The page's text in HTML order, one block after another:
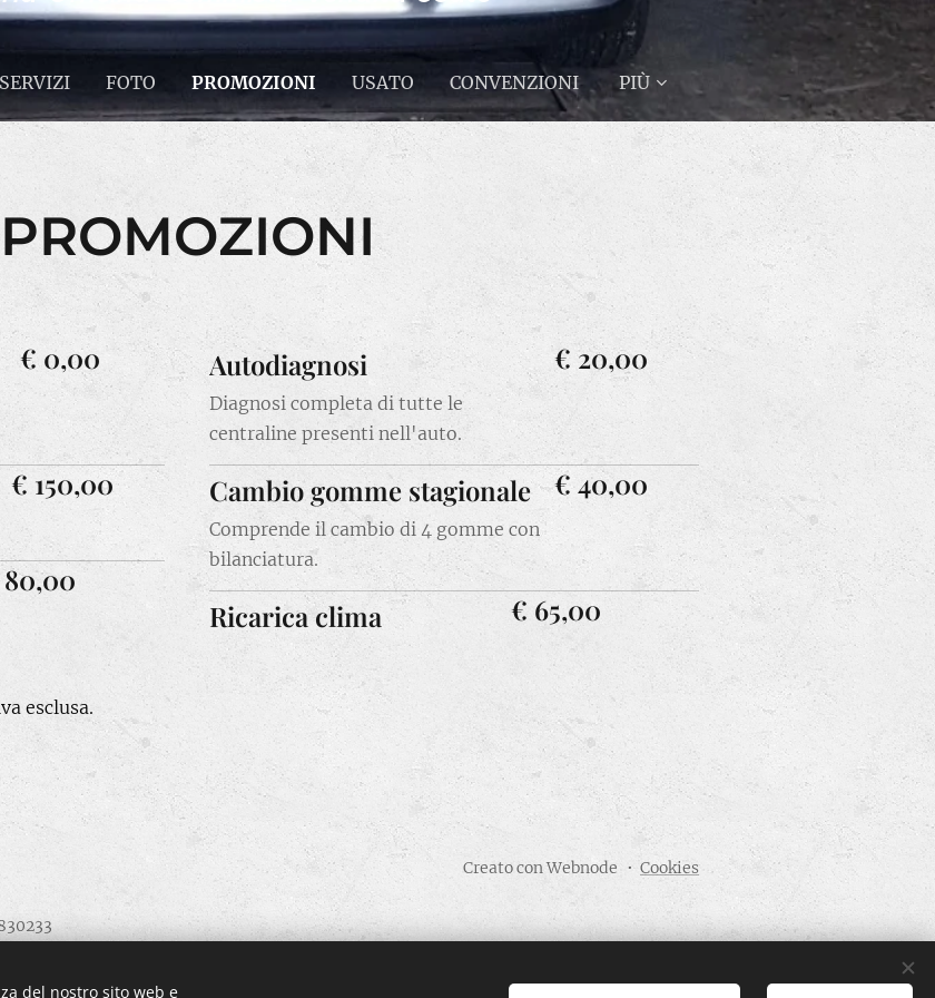
SERVIZI FOTO PROMOZIONI USATO CONVENZIONI PIÙ
PROMOZIONI
€ 0,00
€ 150,00
Autodiagnosi
Diagnosi completa di tutte le
centraline presenti nell'auto.
€ 20,00
Cambio gomme stagionale
Comprende il cambio di 4 gomme con
bilanciatura.
€ 40,00
Ricarica clima € 65,00
esclusa.
Creato con Webnode Cookies
del nostro sito web e